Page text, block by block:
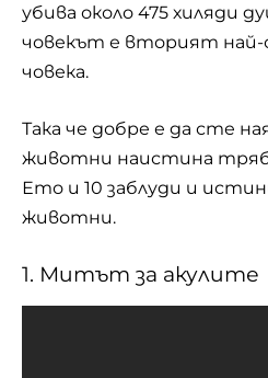
убива около 475 хиляди
човекът е вторият най-
човека.
Така че добре е да сте
животни наистина
Ето и 10 заблуди и
животни.
1. Митът за акулите